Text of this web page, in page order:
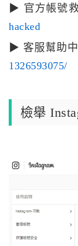
▶ 官方帳號
hacked
▶ 客服幫助中
1326593075/
檢舉